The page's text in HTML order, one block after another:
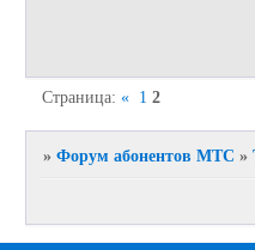
Страница:« 1 2
»Форум абонентов МТС »